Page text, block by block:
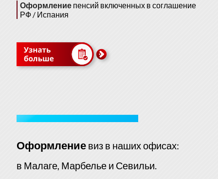
Оформлениепенсий включенных в соглашение
РФ / Испания
Оформлениевиз в наших офисах:
в Малаге, Марбелье и Севильи.